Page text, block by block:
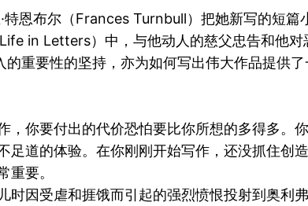
恩布尔（Frances Turnbull）把她新写的短
in Letters）中，与他动人的慈父忠告和他
重要性的坚持，亦为如何写出伟大作品提供了
，你要付出的代价恐怕要比你所想的多得多。
足道的体验。在你刚刚开始写作，还没抓住创
重要。
因受虐和捱饿而引起的强烈愤恨投射到奥利